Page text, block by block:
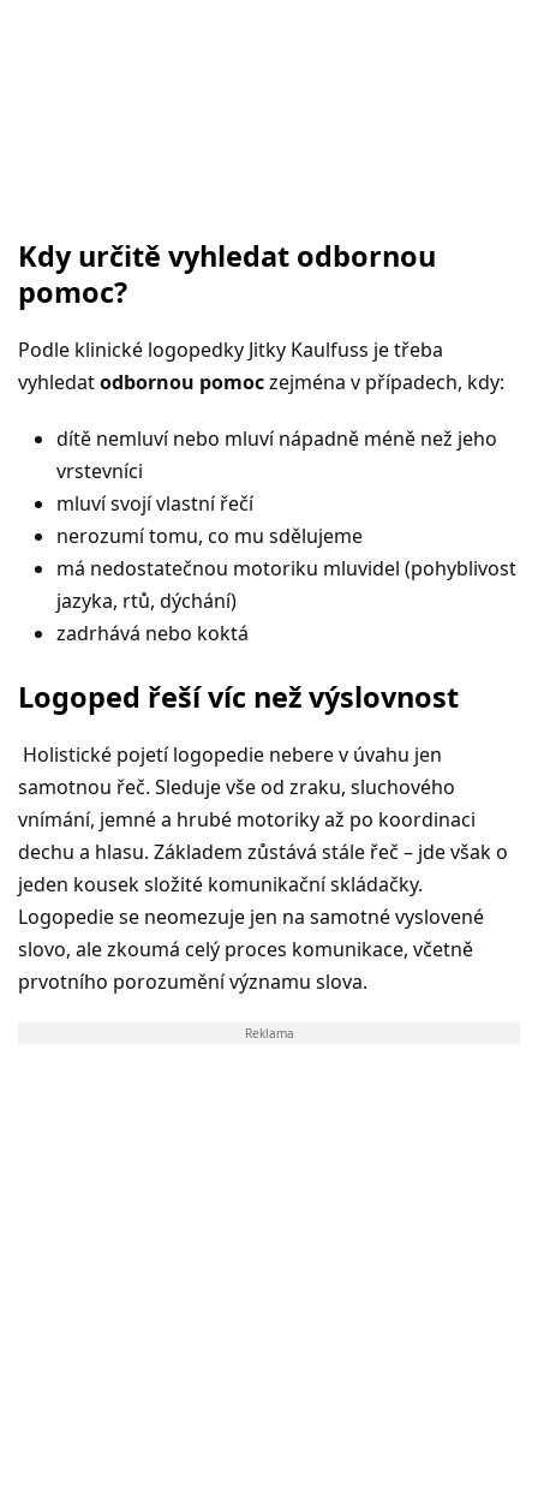
Kdy určitě vyhledat odbornou
pomoc?
Podle klinické logopedky Jitky Kaulfuss je třeba
vyhledatodbornou pomoczejména v případech, kdy:
dítě nemluví nebo mluví nápadně méně než jeho
vrstevníci
mluví svojí vlastní řečí
nerozumí tomu, co mu sdělujeme
má nedostatečnou motoriku mluvidel (pohyblivost
jazyka, rtů, dýchání)
zadrhává nebo koktá
Logoped řeší víc než výslovnost
Holistické pojetí logopedie nebere v úvahu jen
samotnou řeč. Sleduje vše od zraku, sluchového
vnímání, jemné a hrubé motoriky až po koordinaci
dechu a hlasu. Základem zůstává stále řeč – jde však o
jeden kousek složité komunikační skládačky.
Logopedie se neomezuje jen na samotné vyslovené
slovo, ale zkoumá celý proces komunikace, včetně
prvotního porozumění významu slova.
Reklama